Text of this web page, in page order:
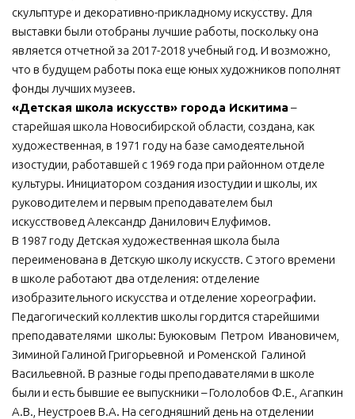
Учреждения культуры
МБУ Дом культуры «Молодость»
МБУ Дом культуры «Октябрь»
МБОУ ДО «Детская школа искусств»
МБОУ ДО «Детская музыкальная школа»
МБУК «Искитимский городской историко-художественный
музей»
МБУ Парк культуры и отдыха им. И.В. Коротеева
ДК «Россия»
Афиша
Независимая оценка качества
Контакты
скульптуре и декоративно-прикладному искусству. Для
выставки были отобраны лучшие работы, поскольку она
является отчетной за 2017-2018 учебный год. И возможно,
что в будущем работы пока еще юных художников пополнят
фонды лучших музеев.
«Детская школа искусств» города Искитима –
старейшая школа Новосибирской области, создана, как
художественная, в 1971 году на базе самодеятельной
изостудии, работавшей с 1969 года при районном отделе
культуры. Инициатором создания изостудии и школы, их
руководителем и первым преподавателем был
искусствовед Александр Данилович Елуфимов.
В 1987 году Детская художественная школа была
переименована в Детскую школу искусств. С этого времени
в школе работают два отделения: отделение
изобразительного искусства и отделение хореографии.
Педагогический коллектив школы гордится старейшими
преподавателями школы: Буюковым Петром Ивановичем,
Зиминой Галиной Григорьевной и Роменской Галиной
Васильевной. В разные годы преподавателями в школе
были и есть бывшие ее выпускники – Гололобов Ф.Е., Агапкин
А.В., Неустроев В.А. На сегодняшний день на отделении